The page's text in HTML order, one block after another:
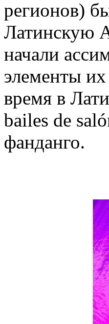
регионов)
Латинскую
начали
элементы
время в
bailes de
фанданго.